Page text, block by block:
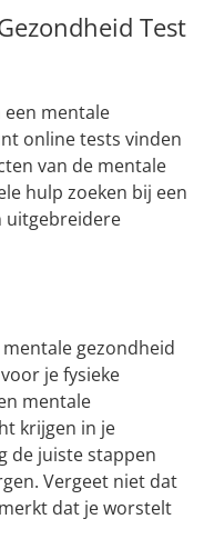
Test
mentale
online tests vinden
van de mentale
hulp zoeken bij een
uitgebreidere
gezondheid
je fysieke
mentale
krijgen in je
de juiste stappen
Vergeet niet dat
dat je worstelt